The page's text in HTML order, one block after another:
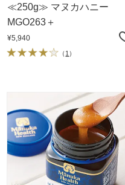
≪250g≫ マヌカハニー
MGO263＋
¥5,940
（ 1 ）